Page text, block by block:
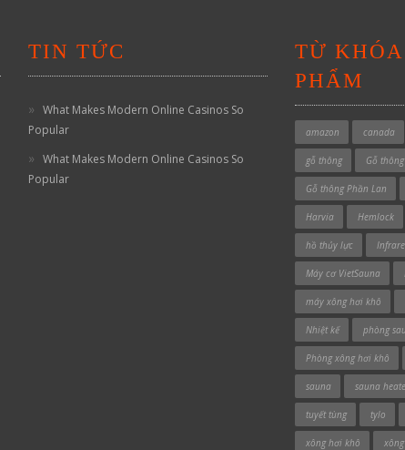
TIN TỨC
What Makes Modern Online Casinos So
Popular
What Makes Modern Online Casinos So
Popular
TỪ
PHẨM
amazon canada
gỗ thông Gỗ
Gỗ thông Phần Lan
Harvia Hemlock
hồ thủy lực
Máy cơ VietSauna
máy xông hơi khô
Nhiệt kế phòng
Phòng xông hơi khô
sauna sauna
tuyết tùng tylo
xông hơi khô